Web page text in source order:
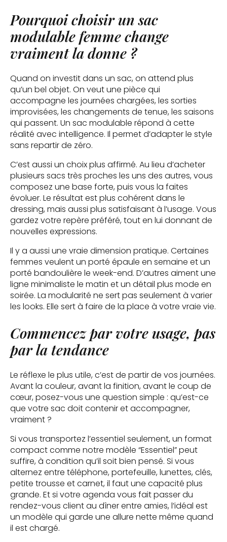
Pourquoi choisir un sac
modulable femme change
vraiment la donne ?
Quand on investit dans un sac, on attend plus
qu’un bel objet. On veut une pièce qui
accompagne les journées chargées, les sorties
improvisées, les changements de tenue, les saisons
qui passent. Un sac modulable répond à cette
réalité avec intelligence. Il permet d’adapter le style
sans repartir de zéro.
C’est aussi un choix plus affirmé. Au lieu d’acheter
plusieurs sacs très proches les uns des autres, vous
composez une base forte, puis vous la faites
évoluer. Le résultat est plus cohérent dans le
dressing, mais aussi plus satisfaisant à l’usage. Vous
gardez votre repère préféré, tout en lui donnant de
nouvelles expressions.
Il y a aussi une vraie dimension pratique. Certaines
femmes veulent un porté épaule en semaine et un
porté bandoulière le week-end. D’autres aiment une
ligne minimaliste le matin et un détail plus mode en
soirée. La modularité ne sert pas seulement à varier
les looks. Elle sert à faire de la place à votre vraie vie.
Commencez par votre usage, pas
par la tendance
Le réflexe le plus utile, c’est de partir de vos journées.
Avant la couleur, avant la finition, avant le coup de
cœur, posez-vous une question simple : qu’est-ce
que votre sac doit contenir et accompagner,
vraiment ?
Si vous transportez l’essentiel seulement, un format
compact comme notre modèle “Essentiel” peut
suffire, à condition qu’il soit bien pensé. Si vous
alternez entre téléphone, portefeuille, lunettes, clés,
petite trousse et carnet, il faut une capacité plus
grande. Et si votre agenda vous fait passer du
rendez-vous client au dîner entre amies, l’idéal est
un modèle qui garde une allure nette même quand
il est chargé.